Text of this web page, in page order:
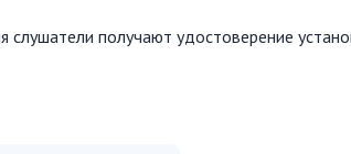
слушатели получают удостоверение